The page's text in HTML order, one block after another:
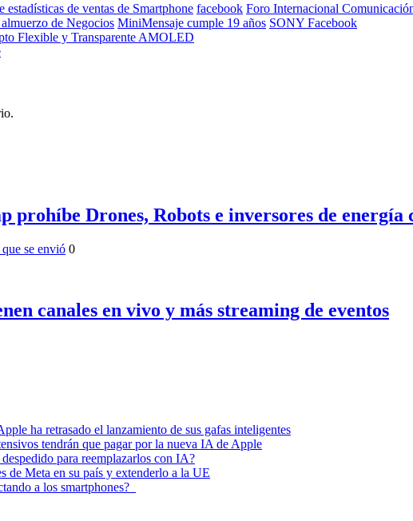
estadísticas de ventas de Smartphone facebook Foro Internacional
de Negocios MiniMensaje cumple 19 años SONY Facebook
Flexible y Transparente AMOLED
Drones, Robots e inversores de energía
que se envió 0
canales en vivo y más streaming de eventos
ha retrasado el lanzamiento de sus gafas inteligentes
tendrán que pagar por la nueva IA de Apple
para reemplazarlos con IA?
de Meta en su país y extenderlo a la UE
a los smartphones?